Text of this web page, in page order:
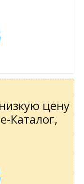
цену
Каталог,